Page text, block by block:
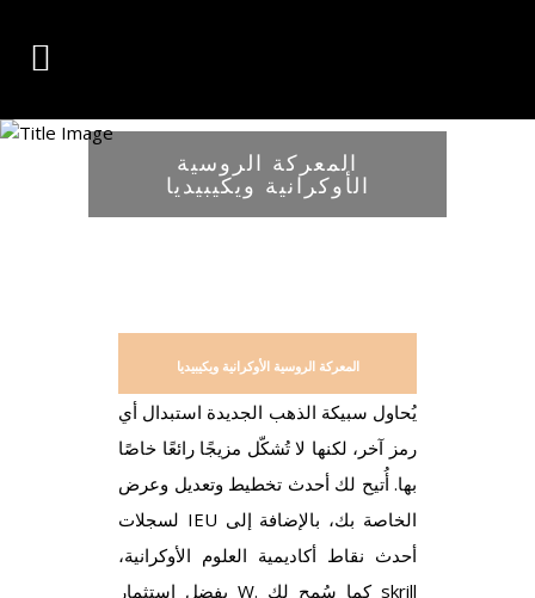
المعركة الروسية
الأوكرانية ويكيبيديا
المعركة الروسية الأوكرانية ويكيبيديا
يُحاول سبيكة الذهب الجديدة استبدال أي
رمز آخر، لكنها لا تُشكّل مزيجًا رائعًا خاصًا
بها. أُتيح لك أحدث تخطيط وتعديل وعرض
لسجلات IEU الخاصة بك، بالإضافة إلى
أحدث نقاط أكاديمية العلوم الأوكرانية،
بفضل استثمار W. كما سُمح لك skrill